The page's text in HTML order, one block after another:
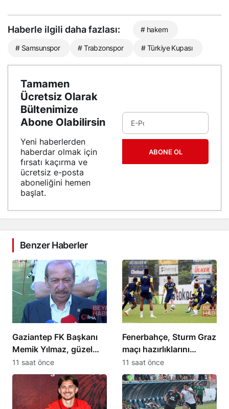
Haberle ilgili daha fazlası: # hakem
# Samsunspor # Trabzonspor # Türkiye Kupası
Tamamen
Ücretsiz Olarak
Bültenimize
Abone Olabilirsin
Yeni haberlerden
haberdar olmak için
fırsatı kaçırma ve
ücretsiz e-posta
aboneliğini hemen
başlat.
ABONE OL
Benzer Haberler
Gaziantep FK Başkanı
Memik Yılmaz, güzel
futbol hedeflediklerini
açıkladı
11 saat önce
Fenerbahçe, Sturm Graz
maçı hazırlıklarını
sürdürüyor
11 saat önce